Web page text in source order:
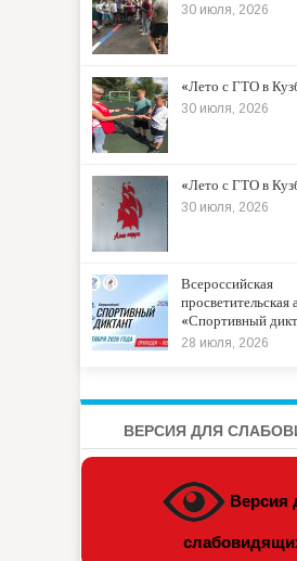
30 июля, 2026
«Лето с ГТО в
30 июля, 2026
«Лето с ГТО в
30 июля, 2026
Всероссийская
просветительская
«Спортивный
28 июля, 2026
ВЕРСИЯ ДЛЯ
Версия